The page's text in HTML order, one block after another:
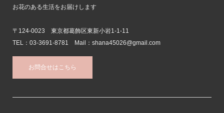
お花のある生活をお届けします
〒124-0023 東京都葛飾区東新小岩1-1-11
TEL：03-3691-8781 Mail：shana45026@gmail.com
お問合せはこちら